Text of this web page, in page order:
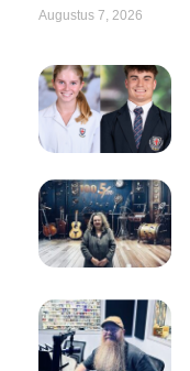
Augustus 7, 2026